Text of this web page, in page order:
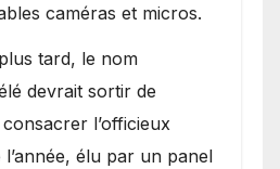
caméras et micros.
tard, le nom
devrait sortir de
l’officieux
élu par un panel